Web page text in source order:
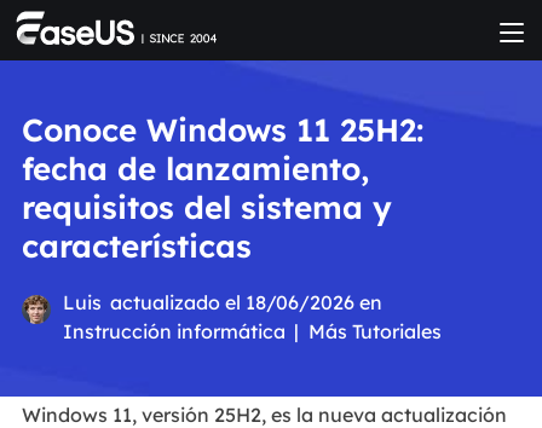
Conoce Windows 11 25H2:
fecha de lanzamiento,
requisitos del sistema y
características
Luis actualizado el 18/06/2026 en
Instrucción informática | Más Tutoriales
Windows 11, versión 25H2, es la nueva actualización